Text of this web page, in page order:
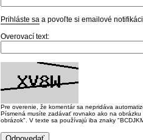
Prihláste sa a povoľte si emailové
Overovací text:
Pre overenie, že komentár sa nepridáva
Písmená musíte zadávať rovnako ako na
obrázok". V texte sa používajú iba znaky